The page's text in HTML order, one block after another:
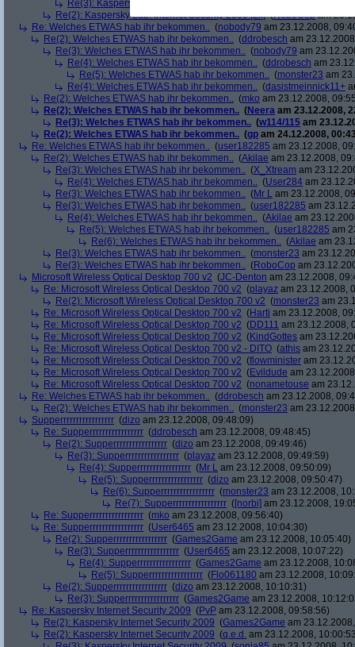
Re(3): Kaspersky Lab: Internet Security 2009 [2x]
Re(2): Kaspersky Lab: Internet Security 2009 [2x](RoboCopam
Re: Welches ETWAS hab ihr bekommen.. (nobody79 am 23.12.2008,
Re(2): Welches ETWAS hab ihr bekommen.. (ddrobesch am
Re(3): Welches ETWAS hab ihr bekommen.. (nobody79 am
Re(4): Welches ETWAS hab ihr bekommen.. (ddrobesch am
Re(5): Welches ETWAS hab ihr bekommen.. (monster23 am
Re(4): Welches ETWAS hab ihr bekommen.. (dasistmeinnick11+
Re(2): Welches ETWAS hab ihr bekommen.. (mko am 23.12.2008,
Re(2): Welches ETWAS hab ihr bekommen.. (Neera am 23.12.2008,
Re(3): Welches ETWAS hab ihr bekommen.. (w114/115 am
Re(2): Welches ETWAS hab ihr bekommen.. (gp am 24.12.2008,
Re: Welches ETWAS hab ihr bekommen.. (user182285 am 23.12.2008,
Re(2): Welches ETWAS hab ihr bekommen.. (Akilae am 23.12.2008,
Re(3): Welches ETWAS hab ihr bekommen.. (X_Xtream am
Re(4): Welches ETWAS hab ihr bekommen.. (User284 am
Re(3): Welches ETWAS hab ihr bekommen.. (Mr L am 23.12.2008,
Re(3): Welches ETWAS hab ihr bekommen.. (user182285 am
Re(4): Welches ETWAS hab ihr bekommen.. (Akilae am
Re(5): Welches ETWAS hab ihr bekommen.. (user182285 am
Re(6): Welches ETWAS hab ihr bekommen.. (Akilae am
Re(3): Welches ETWAS hab ihr bekommen.. (monster23 am
Re(3): Welches ETWAS hab ihr bekommen.. (RoboCop am
Microsoft Wireless Optical Desktop 700 v2 (JC-Denton am 23.12.2008,
Re: Microsoft Wireless Optical Desktop 700 v2 (playaz am 23.12.2008,
Re(2): Microsoft Wireless Optical Desktop 700 v2 (monster23 am
Re: Microsoft Wireless Optical Desktop 700 v2 (Harti am 23.12.2008,
Re: Microsoft Wireless Optical Desktop 700 v2 (DD111 am 23.12.2008,
Re: Microsoft Wireless Optical Desktop 700 v2 (KindGottes am
Re: Microsoft Wireless Optical Desktop 700 v2 - DITO (athis am
Re: Microsoft Wireless Optical Desktop 700 v2 (flowminister am
Re: Microsoft Wireless Optical Desktop 700 v2 (Evildude am
Re: Microsoft Wireless Optical Desktop 700 v2 (nonametouse am
Re: Welches ETWAS hab ihr bekommen.. (ddrobesch am 23.12.2008,
Re(2): Welches ETWAS hab ihr bekommen.. (monster23 am
Supperrrrrrrrrrrrrrrrr (dizo am 23.12.2008, 09:48:09)
Re: Supperrrrrrrrrrrrrrrrr (ddrobesch am 23.12.2008, 09:48:45)
Re(2): Supperrrrrrrrrrrrrrrrr (dizo am 23.12.2008, 09:49:46)
Re(3): Supperrrrrrrrrrrrrrrrr (playaz am 23.12.2008, 09:49:59)
Re(4): Supperrrrrrrrrrrrrrrrr (Mr L am 23.12.2008, 09:50:09)
Re(5): Supperrrrrrrrrrrrrrrrr (dizo am 23.12.2008, 09:50:47)
Re(6): Supperrrrrrrrrrrrrrrrr (monster23 am 23.12.2008,
Re(7): Supperrrrrrrrrrrrrrrrr ([norbi] am 23.12.2008,
Re: Supperrrrrrrrrrrrrrrrr (mko am 23.12.2008, 09:56:40)
Re: Supperrrrrrrrrrrrrrrrr (User6465 am 23.12.2008, 10:04:30)
Re(2): Supperrrrrrrrrrrrrrrrr (Games2Game am 23.12.2008, 10:05:40)
Re(3): Supperrrrrrrrrrrrrrrrr (User6465 am 23.12.2008, 10:07:22)
Re(4): Supperrrrrrrrrrrrrrrrr (Games2Game am 23.12.2008,
Re(5): Supperrrrrrrrrrrrrrrrr (Flo061180 am 23.12.2008,
Re(2): Supperrrrrrrrrrrrrrrrr (dizo am 23.12.2008, 10:10:31)
Re(3): Supperrrrrrrrrrrrrrrrr (Games2Game am 23.12.2008,
Re: Kaspersky Internet Security 2009 (PvP am 23.12.2008, 09:58:56)
Re(2): Kaspersky Internet Security 2009 (Games2Game am
Re(2): Kaspersky Internet Security 2009 (q.e.d. am 23.12.2008,